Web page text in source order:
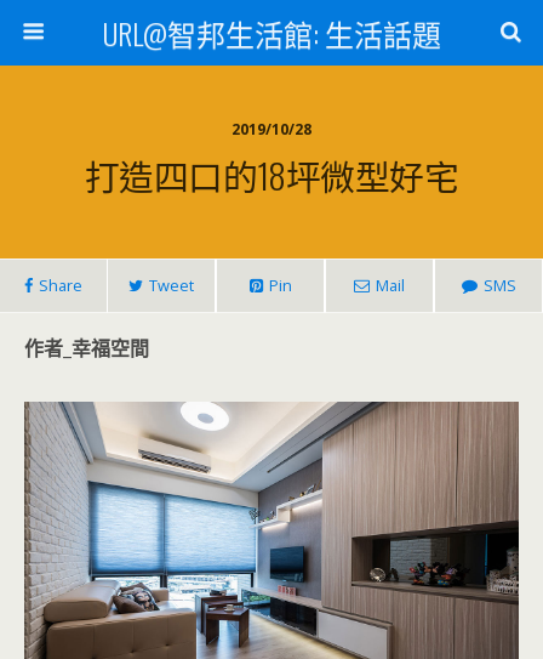
URL@智邦生活館: 生活話題
2019/10/28
打造四口的18坪微型好宅
Share Tweet Pin Mail SMS
作者_幸福空間